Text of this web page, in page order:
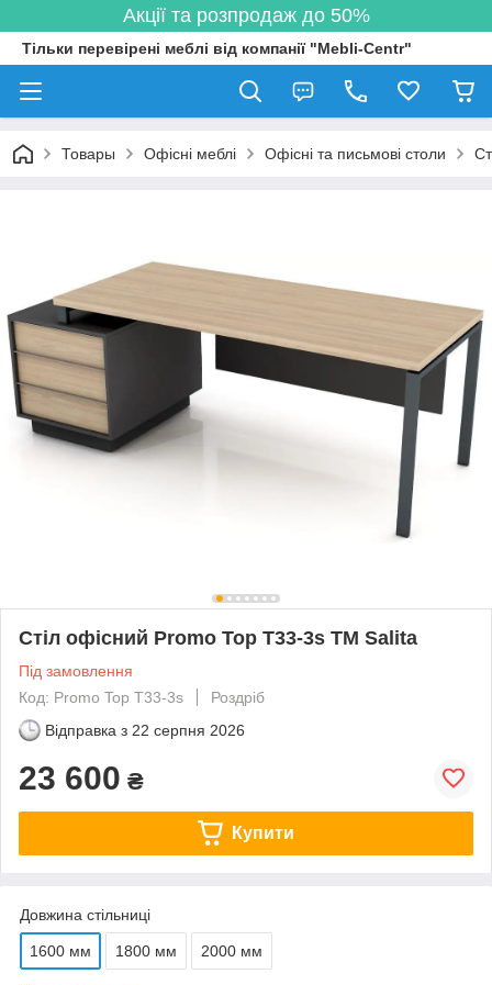
Акції та розпродаж до 50%
Тільки перевірені меблі від компанії "Mebli-Centr"
Товары Офісні меблі Офісні та письмові столи
Стіл офісний Promo Top T33-3s ТМ Salita
Під замовлення
Код: Promo Top T33-3s
Роздріб
Відправка з 22 серпня 2026
23 600 ₴
Купити
Довжина стільниці
1600 мм 1800 мм 2000 мм